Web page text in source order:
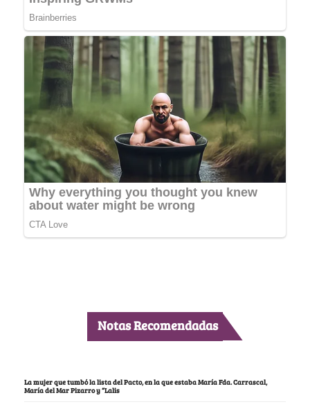
Notas Recomendadas
La mujer que tumbó la lista del Pacto, en la que estaba María Fda. Carrascal,
María del Mar Pizarro y “Lalis